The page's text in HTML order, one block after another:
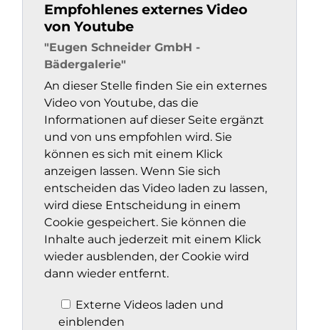
Empfohlenes externes Video
von Youtube
"Eugen Schneider GmbH -
Bädergalerie"
An dieser Stelle finden Sie ein externes
Video von Youtube, das die
Informationen auf dieser Seite ergänzt
und von uns empfohlen wird. Sie
können es sich mit einem Klick
anzeigen lassen. Wenn Sie sich
entscheiden das Video laden zu lassen,
wird diese Entscheidung in einem
Cookie gespeichert. Sie können die
Inhalte auch jederzeit mit einem Klick
wieder ausblenden, der Cookie wird
dann wieder entfernt.
Externe Videos laden und
einblenden